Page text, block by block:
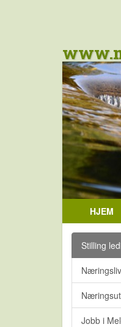
HJEM
Stilling
Jobb i